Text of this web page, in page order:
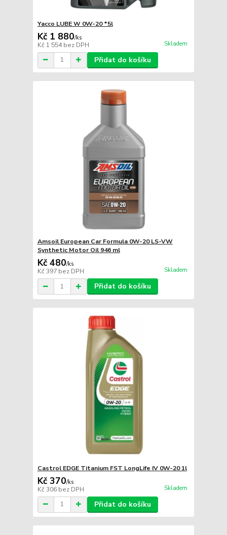
Yacco LUBE W 0W-20 *5l
Kč 1 880/ks
Kč 1 554bez DPH Skladem
Přidat do košíku
Amsoil European Car Formula 0W-20 LS-VW
Synthetic Motor Oil 946 ml
Kč 480/ks
Kč 397 bez DPH Skladem
Přidat do košíku
Castrol EDGE Titanium FST LongLife IV 0W-20 1l
Kč 370/ks
Kč 306 bez DPH Skladem
Přidat do košíku